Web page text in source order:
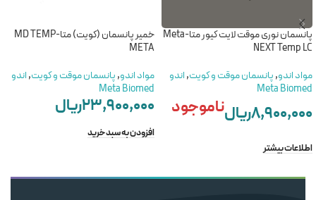
پانسمان نوری موقت لایت کیور متا-Meta
NEXT Temp LC
مواد اندو,پانسمان موقت و کویت,اندو
Meta Biomed
۸,۹۰۰,۰۰۰ریالناموجود
اطلاعات بیشتر
خمیر پانسمان (کویت) متا-MD TEMP
META
مواد اندو,پانسمان موقت و کویت,اندو
Meta Biomed
۲۳,۹۰۰,۰۰۰ریال
افزودن به سبد خرید